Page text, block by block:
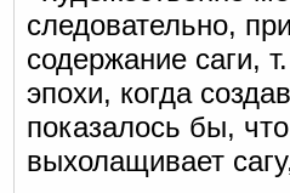
следовательно,
содержание саги,
эпохи, когда
показалось бы,
выхолащивает